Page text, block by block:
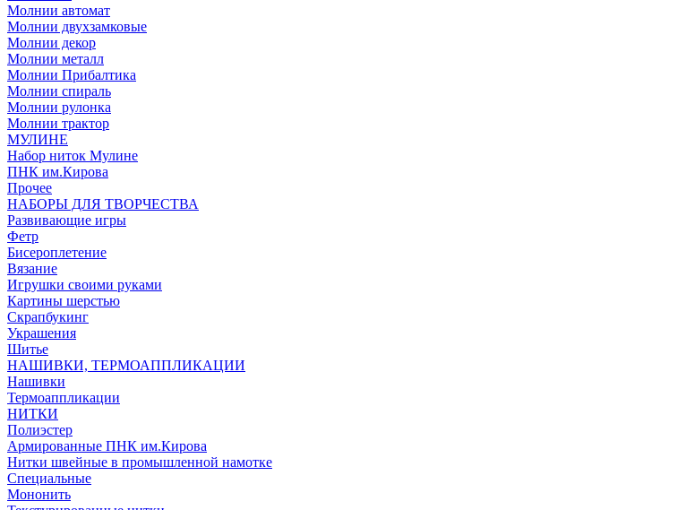
Молнии автомат
Молнии двухзамковые
Молнии декор
Молнии металл
Молнии Прибалтика
Молнии спираль
Молнии рулонка
Молнии трактор
МУЛИНЕ
Набор ниток Мулине
ПНК им.Кирова
Прочее
НАБОРЫ ДЛЯ ТВОРЧЕСТВА
Развивающие игры
Фетр
Бисероплетение
Вязание
Игрушки своими руками
Картины шерстью
Скрапбукинг
Украшения
Шитье
НАШИВКИ, ТЕРМОАППЛИКАЦИИ
Нашивки
Термоаппликации
НИТКИ
Полиэстер
Армированные ПНК им.Кирова
Нитки швейные в промышленной намотке
Специальные
Мононить